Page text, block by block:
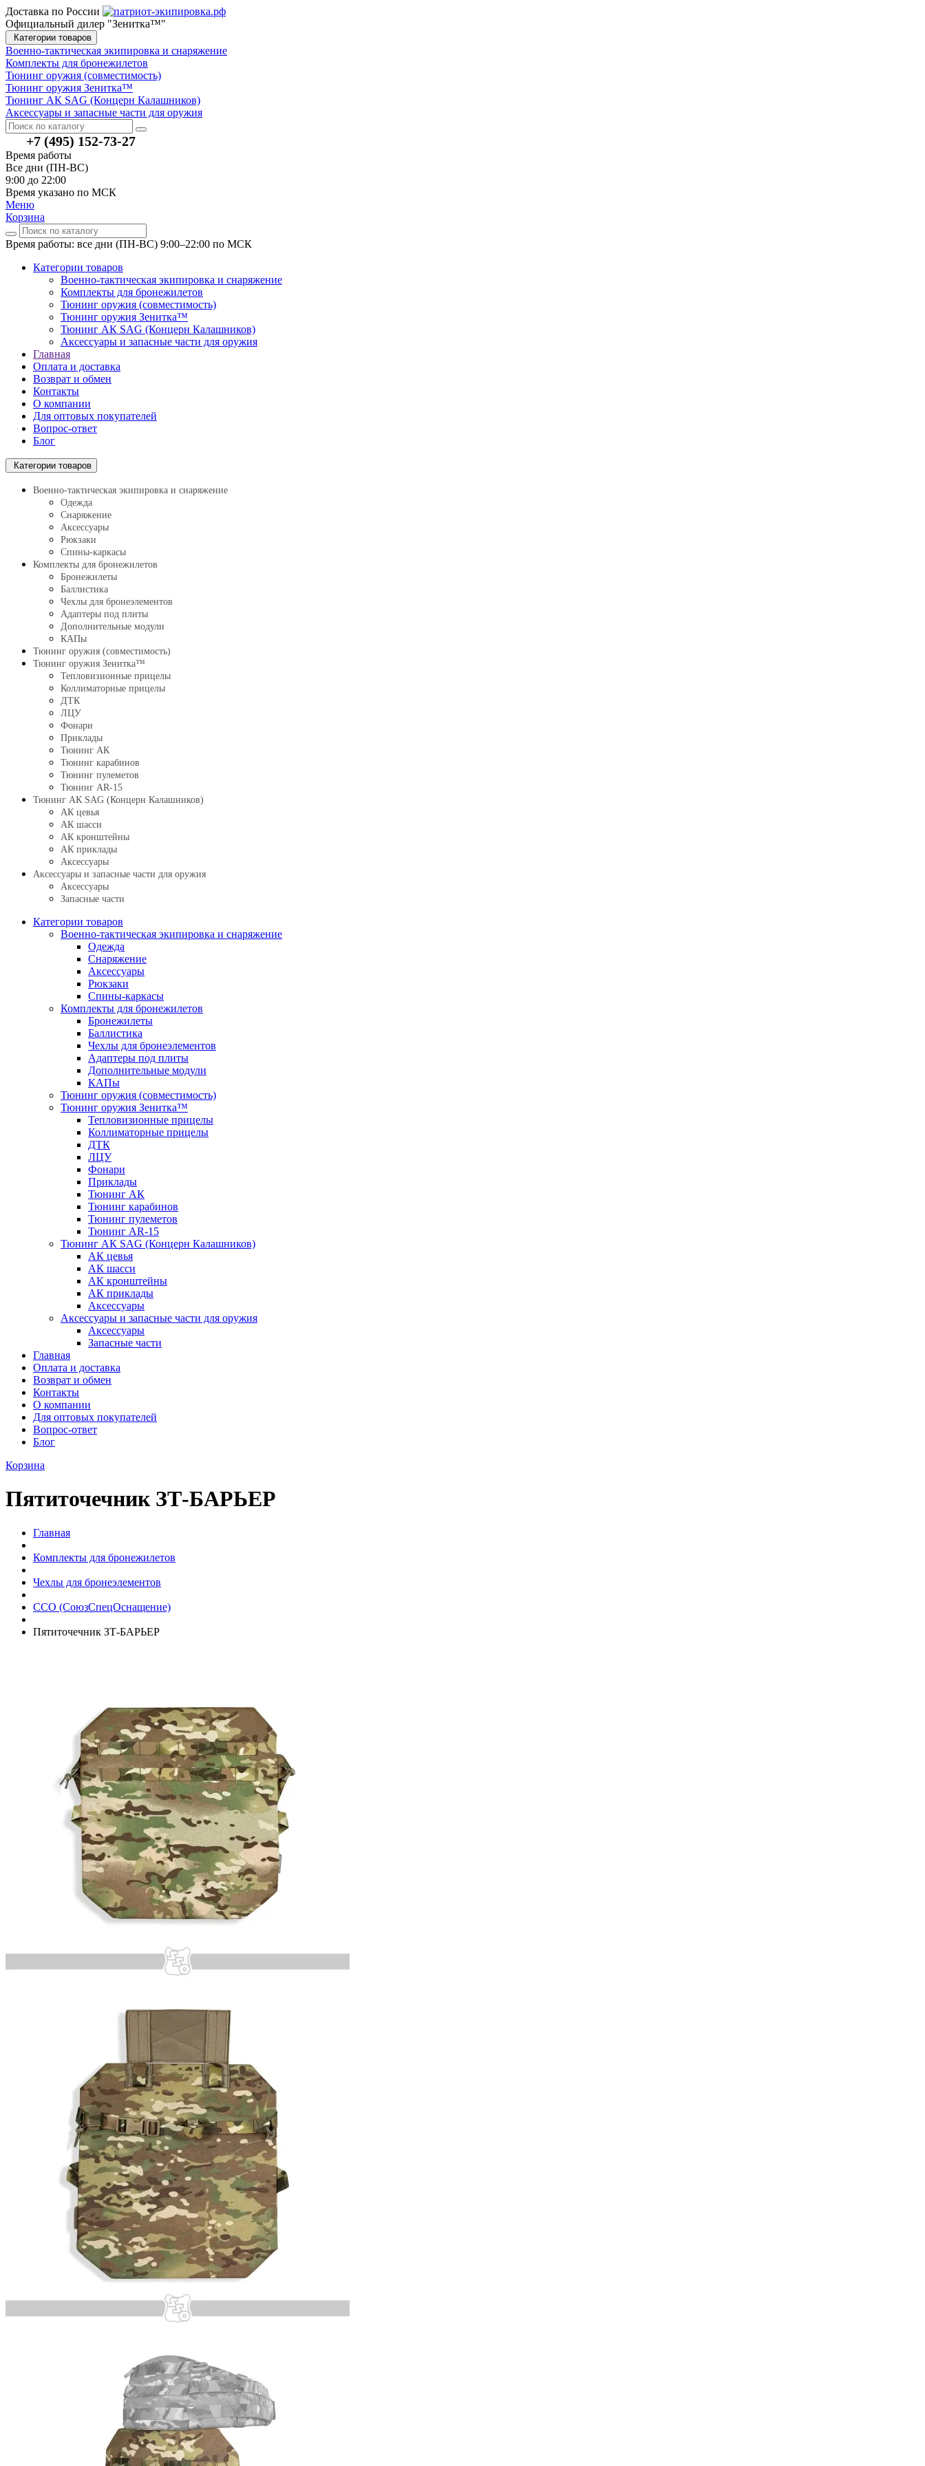
Доставка по России
Официальный дилер "Зенитка™"
Категории товаров
Военно-тактическая экипировка и снаряжение
Комплекты для бронежилетов
Тюнинг оружия (совместимость)
Тюнинг оружия Зенитка™
Тюнинг АК SAG (Концерн Калашников)
Аксессуары и запасные части для оружия
+7 (495) 152-73-27
Время работы
Все дни (ПН-ВС)
9:00 до 22:00
Время указано по МСК
Меню
Корзина
Время работы: все дни (ПН-ВС) 9:00–22:00 по МСК
Категории товаров
Военно-тактическая экипировка и снаряжение
Комплекты для бронежилетов
Тюнинг оружия (совместимость)
Тюнинг оружия Зенитка™
Тюнинг АК SAG (Концерн Калашников)
Аксессуары и запасные части для оружия
Главная
Оплата и доставка
Возврат и обмен
Контакты
О компании
Для оптовых покупателей
Вопрос-ответ
Блог
Категории товаров
Военно-тактическая экипировка и снаряжение
Одежда
Снаряжение
Аксессуары
Рюкзаки
Спины-каркасы
Комплекты для бронежилетов
Бронежилеты
Баллистика
Чехлы для бронеэлементов
Адаптеры под плиты
Дополнительные модули
КАПы
Тюнинг оружия (совместимость)
Тюнинг оружия Зенитка™
Тепловизионные прицелы
Коллиматорные прицелы
ДТК
ЛЦУ
Фонари
Приклады
Тюнинг АК
Тюнинг карабинов
Тюнинг пулеметов
Тюнинг AR-15
Тюнинг АК SAG (Концерн Калашников)
АК цевья
АК шасси
АК кронштейны
АК приклады
Аксессуары
Аксессуары и запасные части для оружия
Аксессуары
Запасные части
Категории товаров
Военно-тактическая экипировка и снаряжение
Одежда
Снаряжение
Аксессуары
Рюкзаки
Спины-каркасы
Комплекты для бронежилетов
Бронежилеты
Баллистика
Чехлы для бронеэлементов
Адаптеры под плиты
Дополнительные модули
КАПы
Тюнинг оружия (совместимость)
Тюнинг оружия Зенитка™
Тепловизионные прицелы
Коллиматорные прицелы
ДТК
ЛЦУ
Фонари
Приклады
Тюнинг АК
Тюнинг карабинов
Тюнинг пулеметов
Тюнинг AR-15
Тюнинг АК SAG (Концерн Калашников)
АК цевья
АК шасси
АК кронштейны
АК приклады
Аксессуары
Аксессуары и запасные части для оружия
Аксессуары
Запасные части
Главная
Оплата и доставка
Возврат и обмен
Контакты
О компании
Для оптовых покупателей
Вопрос-ответ
Блог
Корзина
Пятиточечник ЗТ-БАРЬЕР
Главная
Комплекты для бронежилетов
Чехлы для бронеэлементов
ССО (СоюзСпецОснащение)
Пятиточечник ЗТ-БАРЬЕР